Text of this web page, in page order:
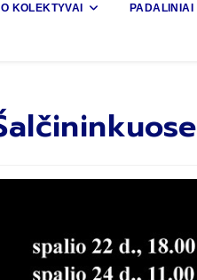
KOLEKTYVAI PADALINIAI